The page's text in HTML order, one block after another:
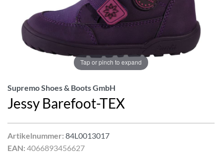
Tap or pinch to expand
Supremo Shoes & Boots GmbH
Jessy Barefoot-TEX
Artikelnummer: 84L0013017
EAN: 4066893456627